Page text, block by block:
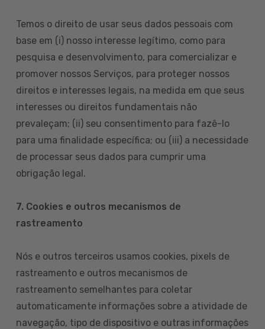
Temos o direito de usar seus dados pessoais com
base em (i) nosso interesse legítimo, como para
pesquisa e desenvolvimento, para comercializar e
promover nossos Serviços, para proteger nossos
direitos e interesses legais, na medida em que seus
interesses ou direitos fundamentais não
prevaleçam; (ii) seu consentimento para fazê-lo
para uma finalidade específica; ou (iii) a necessidade
de processar seus dados para cumprir uma
obrigação legal.
7. Cookies e outros mecanismos de
rastreamento
Nós e outros terceiros usamos cookies, pixels de
rastreamento e outros mecanismos de
rastreamento semelhantes para coletar
automaticamente informações sobre a atividade de
navegação, tipo de dispositivo e outras informações